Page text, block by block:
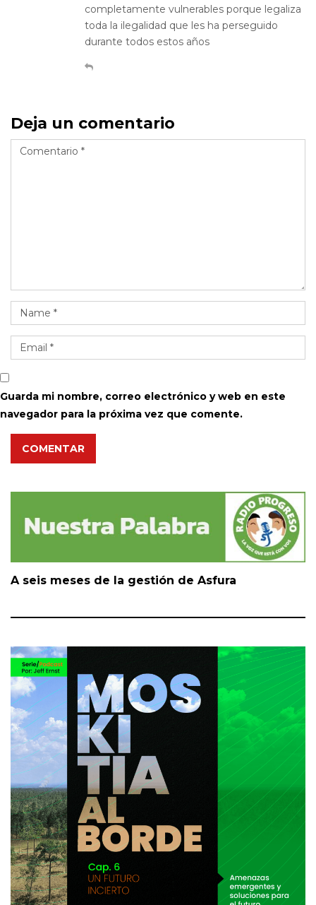
completamente vulnerables porque legaliza
toda la ilegalidad que les ha perseguido
durante todos estos años
Deja un comentario
Guarda mi nombre, correo electrónico y web en este
navegador para la próxima vez que comente.
COMENTAR
A seis meses de la gestión de Asfura